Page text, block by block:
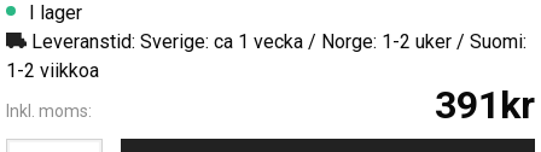
I lager
Leveranstid: Sverige: ca 1 vecka / Norge: 1-2 uker / Suomi:
1-2 viikkoa
Inkl. moms: 391kr